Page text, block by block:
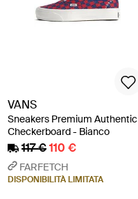
VANS
Sneakers Premium Authentic
Checkerboard - Bianco
117 €110 €
FARFETCH
DISPONIBILITÀ LIMITATA